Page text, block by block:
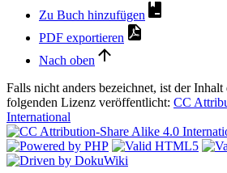
Zu Buch hinzufügen
PDF exportieren
Nach oben
Falls nicht anders bezeichnet, ist der
folgenden Lizenz veröffentlicht: CC
International